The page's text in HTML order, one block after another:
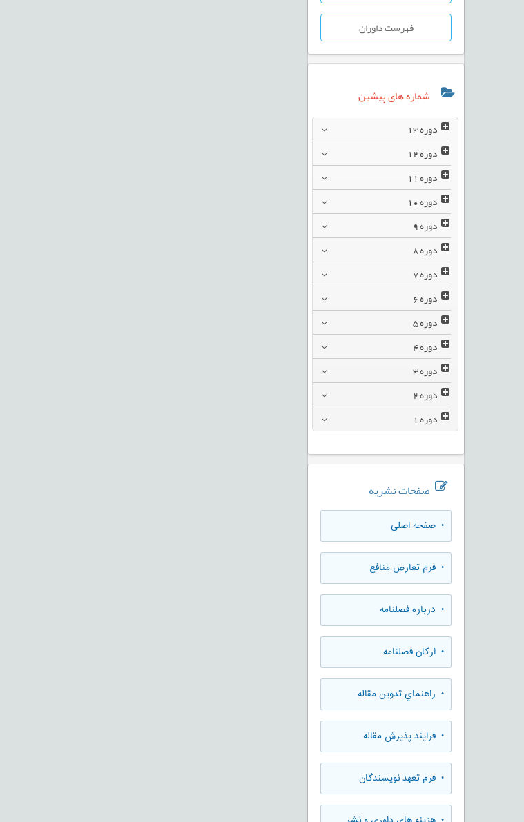
فهرست داوران
شماره های پیشین
دوره
دوره
دوره
دوره
دوره
دوره
دوره
دوره
دوره
دوره
دوره
دوره
دوره
صفحات نشریه
• صفحه اصلی
• فرم تعارض منافع
• درباره فصلنامه
• ارکان فصلنامه
• راهنماي تدوين مقاله
• فرایند پذیرش مقاله
• فرم تعهد نويسندگان